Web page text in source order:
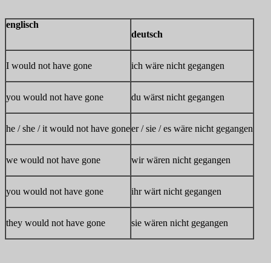
englisch
deutsch
I would not have gone ich wäre nicht gegangen
you would not have gone du wärst nicht gegangen
he / she / it would not have goneer / sie / es wäre nicht gegangen
we would not have gone wir wären nicht gegangen
you would not have gone ihr wärt nicht gegangen
they would not have gone sie wären nicht gegangen